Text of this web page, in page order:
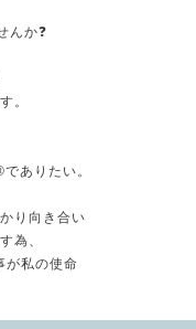
んか❓
。
ありたい。
り向き合い
為、
が私の使命